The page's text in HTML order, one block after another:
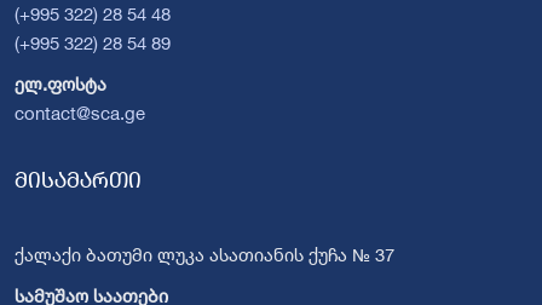
(+995 322) 28 54 48
(+995 322) 28 54 89
ელ.ფოსტა
contact@sca.ge
მისამართი
ქალაქი ბათუმი ლუკა ასათიანის ქუჩა № 37
სამუშაო საათები